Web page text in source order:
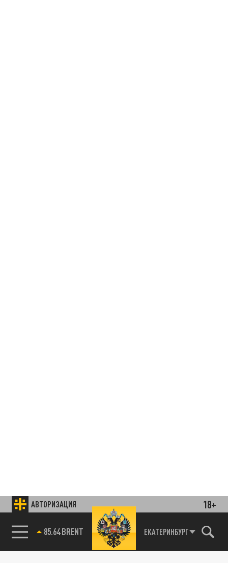
АВТОРИЗАЦИЯ 18+
85.64 BRENT ЕКАТЕРИНБУРГ